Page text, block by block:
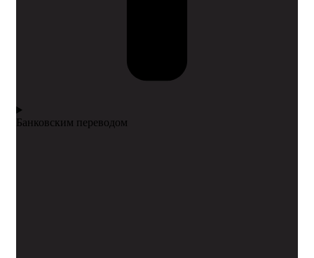
Банковским переводом